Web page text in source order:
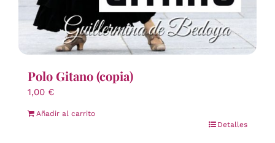
Polo Gitano (copia)
1,00 €
Añadir al carrito
Detalles